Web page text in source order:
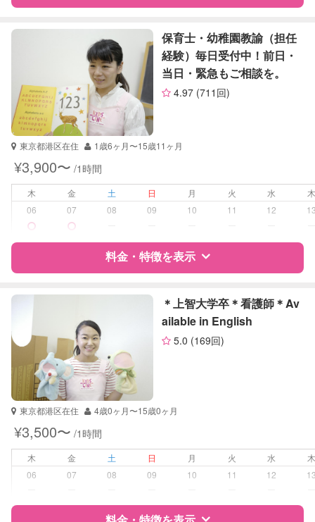
特徴 料金 レビュー
サポートの特徴
資格 自治体届出済ベビーシッター
受験対策 なし
学校/塾の補習・宿題
対応科目 なし
保育士・幼稚園教諭（担任
経験）毎日受付中！前日・
当日・緊急もご相談を。
4.97 (711回)
東京都港区在住 1歳6ヶ月〜15歳11ヶ月
¥3,900〜 /1時間
木 金 土 日 月 火 水
06
07 08 09 10 11 12
料金・特徴を表示
特徴 料金 レビュー
サポートの特徴
資格
企業型割引対象(旧内閣府補助対象)
自治体届出済ベビーシッター
保育士
幼稚園教諭
受験対策 なし
国語
＊上智大学卒＊看護師＊Av
ailable in English
5.0 (169回)
東京都港区在住 4歳0ヶ月〜15歳0ヶ月
¥3,500〜 /1時間
木 金 土 日 月 火 水
06
07 08 09 10 11 12